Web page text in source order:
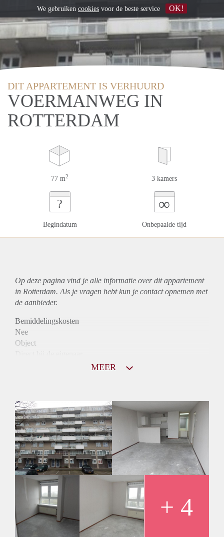
DIT APPARTEMENT IS VERHUURD
VOERMANWEG IN
ROTTERDAM
77 m2 3 kamers
?
Begindatum
∞
Onbepaalde tijd
Op deze pagina vind je alle informatie over ditappartement
in Rotterdam. Als je vragen hebt kun je contact opnemen met
de aanbieder.
Bemiddelingskosten
Nee
Object
Huurtoeslag
Niet mogelijk
Inkomen eis
3,1 X De bruto Huur
Huurtermijn
Onbepaalde termijn
Oplevering
MEER
+ 4
We gebruiken cookies voor de beste service OK!